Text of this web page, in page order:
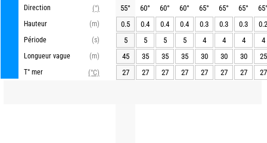
Direction
(°)
Hauteur
(m)
Période
(s)
Longueur vague
(m)
T° mer
(°C)
55° 60° 60° 60° 65° 65° 65° 65
0.5
0.4 0.4 0.4 0.3 0.3 0.3
0.2
5
5 5 5 4 4 4
4
45
35 35 35 30 30 30
25
27
27 27 27 27 27 27 27